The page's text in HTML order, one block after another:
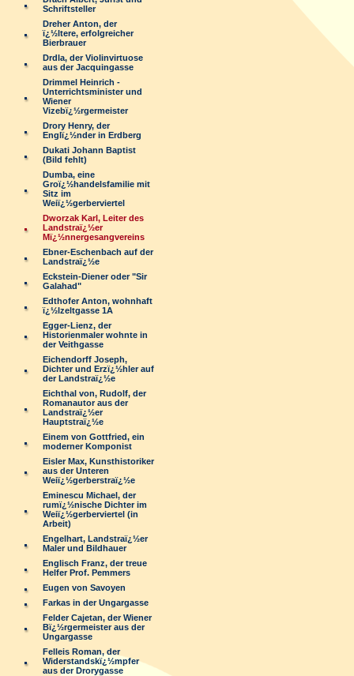
Schriftsteller
Dreher Anton, der
ï¿½ltere, erfolgreicher
Bierbrauer
Drdla, der Violinvirtuose
aus der Jacquingasse
Drimmel Heinrich -
Unterrichtsminister und
Wiener
Vizebï¿½rgermeister
Drory Henry, der
Englï¿½nder in Erdberg
Dukati Johann Baptist
(Bild fehlt)
Dumba, eine
Groï¿½handelsfamilie mit
Sitz im
Weiï¿½gerberviertel
Dworzak Karl, Leiter des
Landstraï¿½er
Mï¿½nnergesangvereins
Ebner-Eschenbach auf der
Landstraï¿½e
Eckstein-Diener oder "Sir
Galahad"
Edthofer Anton, wohnhaft
ï¿½lzeltgasse 1A
Egger-Lienz, der
Historienmaler wohnte in
der Veithgasse
Eichendorff Joseph,
Dichter und Erzï¿½hler auf
der Landstraï¿½e
Eichthal von, Rudolf, der
Romanautor aus der
Landstraï¿½er
Hauptstraï¿½e
Einem von Gottfried, ein
moderner Komponist
Eisler Max, Kunsthistoriker
aus der Unteren
Weiï¿½gerberstraï¿½e
Eminescu Michael, der
rumï¿½nische Dichter im
Weiï¿½gerberviertel (in
Arbeit)
Engelhart, Landstraï¿½er
Maler und Bildhauer
Englisch Franz, der treue
Helfer Prof. Pemmers
Eugen von Savoyen
Farkas in der Ungargasse
Felder Cajetan, der Wiener
Bï¿½rgermeister aus der
Ungargasse
Felleis Roman, der
Widerstandskï¿½mpfer
aus der Drorygasse